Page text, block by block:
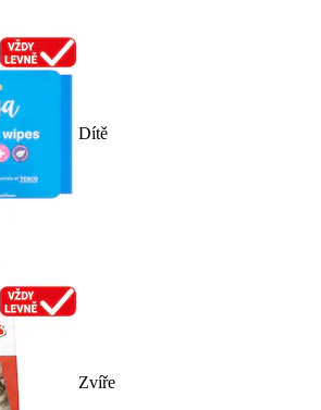
Dítě
Zvíře